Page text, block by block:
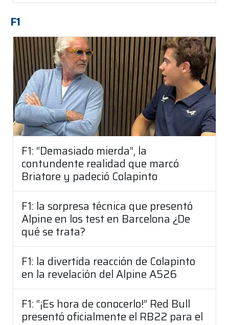
F1
F1: “Demasiado mierda”, la
contundente realidad que marcó
Briatore y padeció Colapinto
F1: la sorpresa técnica que presentó
Alpine en los test en Barcelona ¿De
qué se trata?
F1: la divertida reacción de Colapinto
en la revelación del Alpine A526
F1: “¡Es hora de conocerlo!” Red Bull
presentó oficialmente el RB22 para el